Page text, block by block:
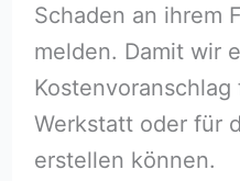
Schaden an ihrem
melden. Damit wir
Werkstatt oder für
erstellen können.